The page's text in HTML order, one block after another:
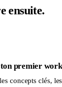
ensuite.
premier
concepts clés,